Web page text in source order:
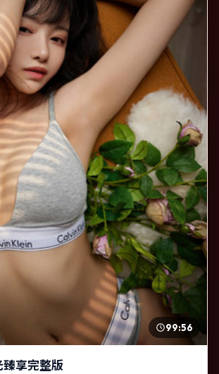
99:56
臻享完整版